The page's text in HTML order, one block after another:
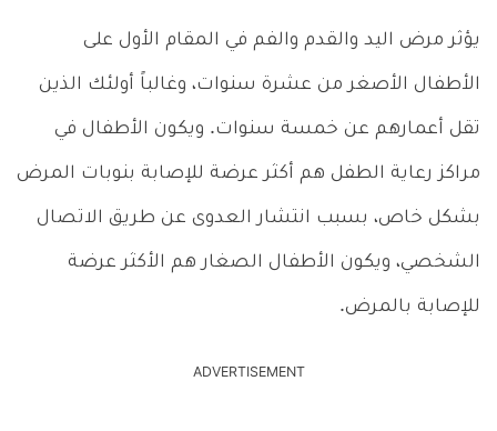
يؤثر مرض اليد والقدم والفم في المقام الأول على
الأطفال الأصغر من عشرة سنوات، وغالباً أولئك الذين
تقل أعمارهم عن خمسة سنوات. ويكون الأطفال في
مراكز رعاية الطفل هم أكثر عرضة للإصابة بنوبات المرض
بشكل خاص، بسبب انتشار العدوى عن طريق الاتصال
الشخصي، ويكون الأطفال الصغار هم الأكثر عرضة
للإصابة بالمرض.
ADVERTISEMENT